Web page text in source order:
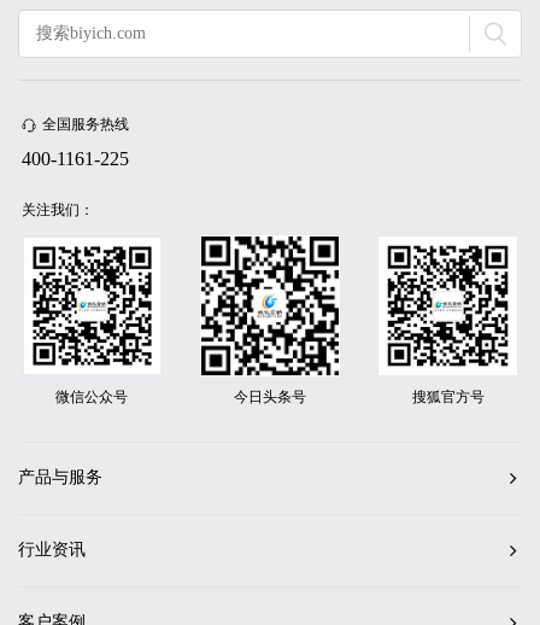
全国服务热线
400-1161-225
关注我们：
微信公众号 今日头条号 搜狐官方号
产品与服务
行业资讯